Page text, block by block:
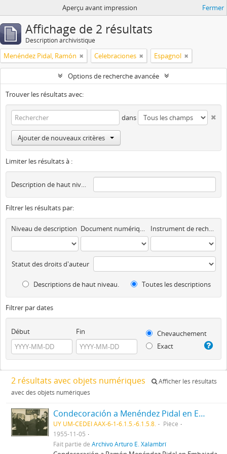
Aperçu avant impression Fermer
Affichage de 2 résultats
Description archivistique
Menéndez Pidal, Ramón Celebraciones Espagnol
Options de recherche avancée
Trouver les résultats avec:
dans
Ajouter de nouveaux critères
Limiter les résultats à :
Description de haut niveau
Filtrer les résultats par:
Niveau de description Document numérique disponible Instrument de recherche
Statut des droits d'auteur
Descriptions de haut niveau. Toutes les descriptions
Filtrer par dates
Début Fin
Chevauchement
Exact
2 résultats avec objets numériques
Afficher les résultats
avec des objets numériques
Condecoración a Menéndez Pidal en Embajada de Colombia
UY UM-CEDEI AAX-6-1-6.1.5.-6.1.5.8.
Pièce
1955-11-05
Fait partie deArchivo Arturo E. Xalambrí